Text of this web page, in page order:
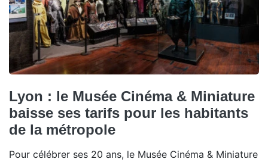
Lyon : le Musée Cinéma & Miniature
baisse ses tarifs pour les habitants
de la métropole
Pour célébrer ses 20 ans, le Musée Cinéma & Miniature